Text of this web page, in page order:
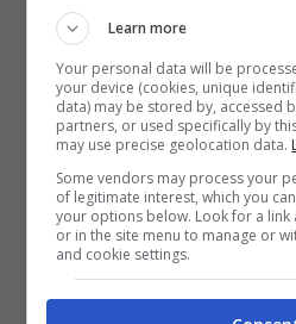
Fino a 2050€
Per i nuovi registrati: 100%
Scommesse + 50% del
Learn more
Your personal data will be
your device (cookies, unique
data) may be stored by, accessed
partners, or used specifically by
may use precise geolocation data.
Some vendors may process your
of legitimate interest, which you
your options below. Look for a
or in the site menu to manage or
and cookie settings.